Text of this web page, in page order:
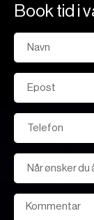
Book tid i